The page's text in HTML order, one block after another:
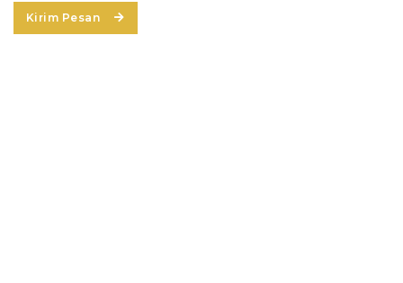
Kirim Pesan